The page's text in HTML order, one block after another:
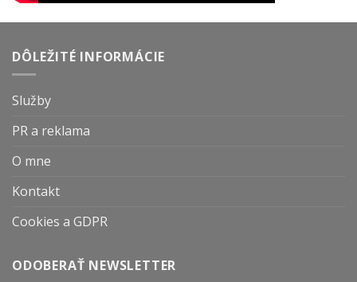
DÔLEŽITÉ INFORMÁCIE
Služby
PR a reklama
O mne
Kontakt
Cookies a GDPR
ODOBERAŤ NEWSLETTER